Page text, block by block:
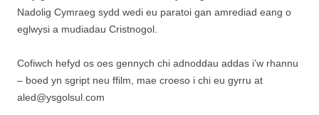
Nadolig Cymraeg sydd wedi eu paratoi gan amrediad eang o
eglwysi a mudiadau Cristnogol.
Cofiwch hefyd os oes gennych chi adnoddau addas i’w rhannu
– boed yn sgript neu ffilm, mae croeso i chi eu gyrru at
aled@ysgolsul.com